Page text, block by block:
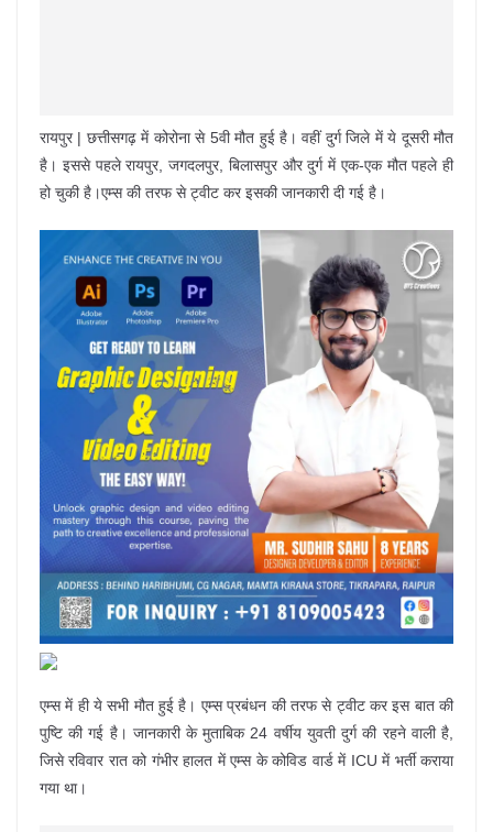
रायपुर | छत्तीसगढ़ में कोरोना से 5वी मौत हुई है। वहीं दुर्ग जिले में ये दूसरी मौत
है। इससे पहले रायपुर, जगदलपुर, बिलासपुर और दुर्ग में एक-एक मौत पहले ही
हो चुकी है।एम्स की तरफ से ट्वीट कर इसकी जानकारी दी गई है।
एम्स में ही ये सभी मौत हुई है। एम्स प्रबंधन की तरफ से ट्वीट कर इस बात की
पुष्टि की गई है। जानकारी के मुताबिक 24 वर्षीय युवती दुर्ग की रहने वाली है,
जिसे रविवार रात को गंभीर हालत में एम्स के कोविड वार्ड में ICU में भर्ती कराया
गया था।